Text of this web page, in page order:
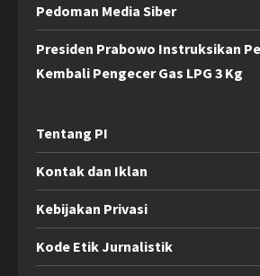
Pedoman Media Siber
Presiden Prabowo Instruksikan
Kembali Pengecer Gas LPG 3 Kg
Tentang PI
Kontak dan Iklan
Kebijakan Privasi
Kode Etik Jurnalistik